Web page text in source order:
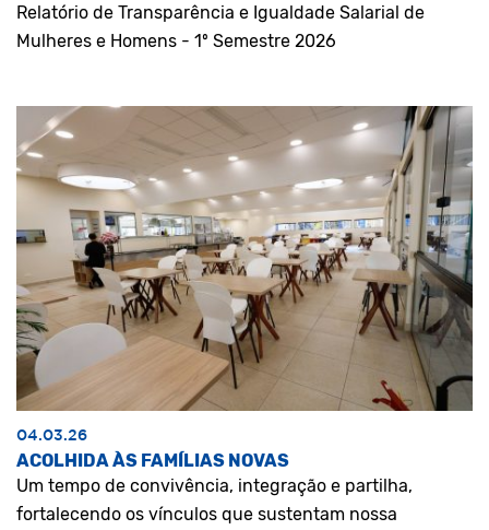
Relatório de Transparência e Igualdade Salarial de
Mulheres e Homens - 1º Semestre 2026
04.03.26
ACOLHIDA ÀS FAMÍLIAS NOVAS
Um tempo de convivência, integração e partilha,
fortalecendo os vínculos que sustentam nossa